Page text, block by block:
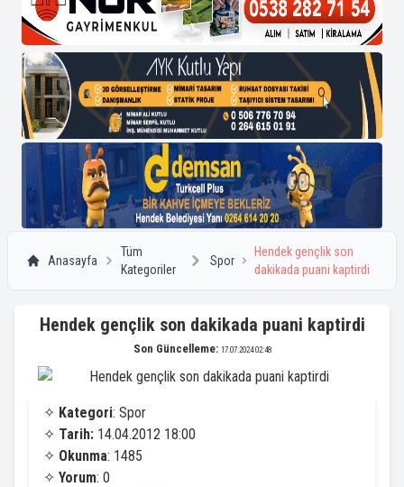
Anasayfa
Tüm
Kategoriler
Spor
Hendek gençlik son
dakikada puani kaptirdi
Hendek gençlik son dakikada puani kaptirdi
Son Güncelleme: 17.07.2024 02:48
✧ Kategori: Spor
✧ Tarih: 14.04.2012 18:00
✧ Okunma: 1485
✧ Yorum: 0